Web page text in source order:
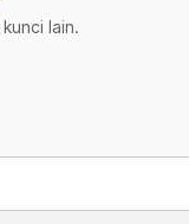
lain.